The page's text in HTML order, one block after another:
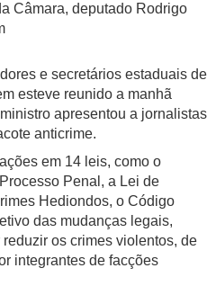
Câmara, deputado Rodrigo
e secretários estaduais de
esteve reunido a manhã
apresentou a jornalistas
anticrime.
em 14 leis, como o
Penal, a Lei de
Hediondos, o Código
das mudanças legais,
os crimes violentos, de
integrantes de facções